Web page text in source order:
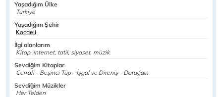
Yaşadığım Ülke
Türkiye
Yaşadığım Şehir
Kocaeli
İlgi alanlarım
Kitap, internet, tatil, siyaset, müzik
Sevdiğim Kitaplar
Cerrah - Beşinci Tüp - İşgal ve Direniş - Darağacı
Sevdiğim Müzikler
Her Telden